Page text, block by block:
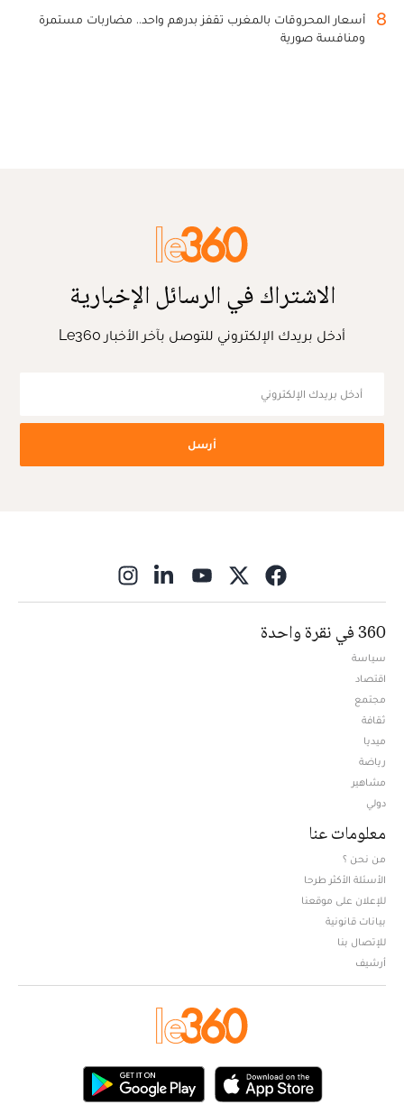
8
أسعار المحروقات بالمغرب تقفز بدرهم واحد.. مضاربات مستمرة
ومنافسة صورية
الاشتراك في الرسائل الإخبارية
أدخل بريدك الإلكتروني للتوصل بآخر الأخبار Le360
أرسل
360 في نقرة واحدة
سياسة
اقتصاد
مجتمع
ثقافة
ميديا
رياضة
مشاهير
دولي
معلومات عنا
من نحن ؟
الأسئلة الأكثر طرحا
للإعلان على موقعنا
بيانات قانونية
للإتصال بنا
أرشيف